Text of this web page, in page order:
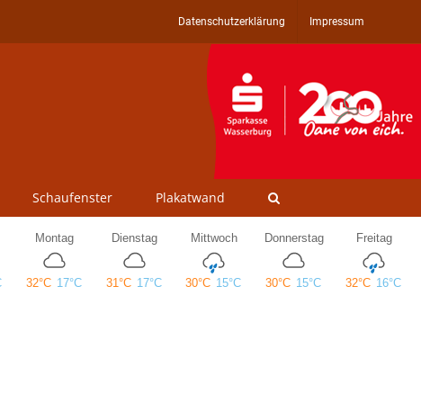
Datenschutzerklärung Impressum
Schaufenster Plakatwand